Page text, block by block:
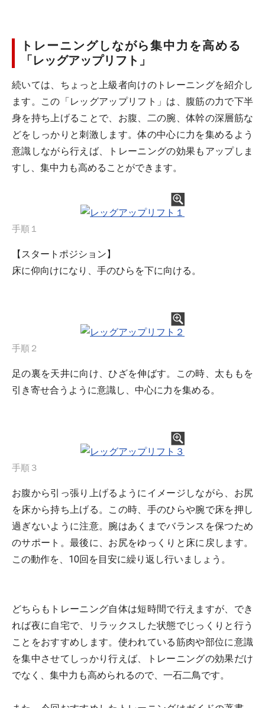
トレーニングしながら集中力を高める
「レッグアップリフト」
続いては、ちょっと上級者向けのトレーニングを紹介し
ます。この「レッグアップリフト」は、腹筋の力で下半
身を持ち上げることで、お腹、二の腕、体幹の深層筋な
どをしっかりと刺激します。体の中心に力を集めるよう
意識しながら行えば、トレーニングの効果もアップしま
すし、集中力も高めることができます。
手順１
【スタートポジション】
床に仰向けになり、手のひらを下に向ける。
手順２
足の裏を天井に向け、ひざを伸ばす。この時、太ももを
引き寄せ合うように意識し、中心に力を集める。
手順３
お腹から引っ張り上げるようにイメージしながら、お尻
を床から持ち上げる。この時、手のひらや腕で床を押し
過ぎないように注意。腕はあくまでバランスを保つため
のサポート。最後に、お尻をゆっくりと床に戻します。
この動作を、10回を目安に繰り返し行いましょう。
どちらもトレーニング自体は短時間で行えますが、でき
れば夜に自宅で、リラックスした状態でじっくりと行う
ことをおすすめします。使われている筋肉や部位に意識
を集中させてしっかり行えば、トレーニングの効果だけ
でなく、集中力も高められるので、一石二鳥です。